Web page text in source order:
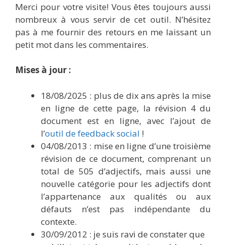
Merci pour votre visite! Vous êtes toujours aussi
nombreux à vous servir de cet outil. N’hésitez
pas à me fournir des retours en me laissant un
petit mot dans les commentaires.
Mises à jour :
18/08/2025 : plus de dix ans après la mise
en ligne de cette page, la révision 4 du
document est en ligne, avec l’ajout de
l’outil de feedback social !
04/08/2013 : mise en ligne d’une troisième
révision de ce document, comprenant un
total de 505 d’adjectifs, mais aussi une
nouvelle catégorie pour les adjectifs dont
l’appartenance aux qualités ou aux
défauts n’est pas indépendante du
contexte.
30/09/2012 : je suis ravi de constater que